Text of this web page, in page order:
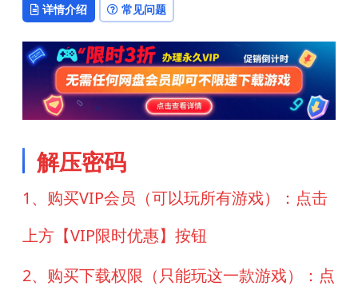
详情介绍 常见问题
解压密码
1、购买VIP会员（可以玩所有游戏）：点击
上方【VIP限时优惠】按钮
2、购买下载权限（只能玩这一款游戏）：点